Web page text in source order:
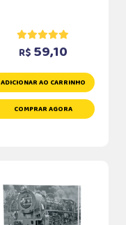
R$ 59,10
ADICIONAR AO CARRINHO
COMPRAR AGORA